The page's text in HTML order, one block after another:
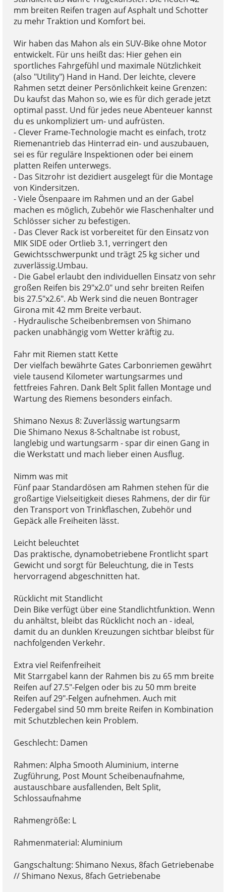
mm breiten Reifen tragen auf Asphalt und Schotter
zu mehr Traktion und Komfort bei.
Wir haben das Mahon als ein SUV-Bike ohne Motor
entwickelt. Für uns heißt das: Hier gehen ein
sportliches Fahrgefühl und maximale Nützlichkeit
(also "Utility") Hand in Hand. Der leichte, clevere
Rahmen setzt deiner Persönlichkeit keine Grenzen:
Du kaufst das Mahon so, wie es für dich gerade jetzt
optimal passt. Und für jedes neue Abenteuer kannst
du es unkompliziert um- und aufrüsten.
- Clever Frame-Technologie macht es einfach, trotz
Riemenantrieb das Hinterrad ein- und auszubauen,
sei es für reguläre Inspektionen oder bei einem
platten Reifen unterwegs.
- Das Sitzrohr ist dezidiert ausgelegt für die Montage
von Kindersitzen.
- Viele Ösenpaare im Rahmen und an der Gabel
machen es möglich, Zubehör wie Flaschenhalter und
Schlösser sicher zu befestigen.
- Das Clever Rack ist vorbereitet für den Einsatz von
MIK SIDE oder Ortlieb 3.1, verringert den
Gewichtsschwerpunkt und trägt 25 kg sicher und
zuverlässig.Umbau.
- Die Gabel erlaubt den individuellen Einsatz von sehr
großen Reifen bis 29"x2.0" und sehr breiten Reifen
bis 27.5"x2.6". Ab Werk sind die neuen Bontrager
Girona mit 42 mm Breite verbaut.
- Hydraulische Scheibenbremsen von Shimano
packen unabhängig vom Wetter kräftig zu.
Fahr mit Riemen statt Kette
Der vielfach bewährte Gates Carbonriemen gewährt
viele tausend Kilometer wartungsarmes und
fettfreies Fahren. Dank Belt Split fallen Montage und
Wartung des Riemens besonders einfach.
Shimano Nexus 8: Zuverlässig wartungsarm
Die Shimano Nexus 8-Schaltnabe ist robust,
langlebig und wartungsarm - spar dir einen Gang in
die Werkstatt und mach lieber einen Ausflug.
Nimm was mit
Fünf paar Standardösen am Rahmen stehen für die
großartige Vielseitigkeit dieses Rahmens, der dir für
den Transport von Trinkflaschen, Zubehör und
Gepäck alle Freiheiten lässt.
Leicht beleuchtet
Das praktische, dynamobetriebene Frontlicht spart
Gewicht und sorgt für Beleuchtung, die in Tests
hervorragend abgeschnitten hat.
Rücklicht mit Standlicht
Dein Bike verfügt über eine Standlichtfunktion. Wenn
du anhältst, bleibt das Rücklicht noch an - ideal,
damit du an dunklen Kreuzungen sichtbar bleibst für
nachfolgenden Verkehr.
Extra viel Reifenfreiheit
Mit Starrgabel kann der Rahmen bis zu 65 mm breite
Reifen auf 27.5"-Felgen oder bis zu 50 mm breite
Reifen auf 29"-Felgen aufnehmen. Auch mit
Federgabel sind 50 mm breite Reifen in Kombination
mit Schutzblechen kein Problem.
Geschlecht: Damen
Rahmen: Alpha Smooth Aluminium, interne
Zugführung, Post Mount Scheibenaufnahme,
austauschbare ausfallenden, Belt Split,
Schlossaufnahme
Rahmengröße: L
Rahmenmaterial: Aluminium
Gangschaltung: Shimano Nexus, 8fach Getriebenabe
// Shimano Nexus, 8fach Getriebenabe